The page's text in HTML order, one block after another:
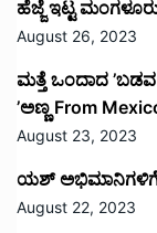
ಹೆಜ್ಜೆ ಇಟ್ಟ
August 26, 2023
ಮತ್ತೆ ಒಂದಾದ
’ಅಣ್ಣ From
August 23, 2023
ಯಶ್ ಅಭಿಮಾನಿಗಳಿಗೆ
August 22, 2023